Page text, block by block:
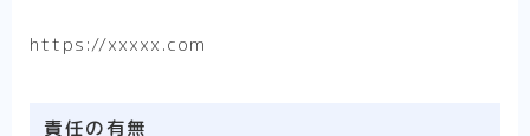
https://xxxxx.com
責任の有無